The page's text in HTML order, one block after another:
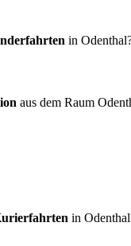
in
aus dem Raum
in